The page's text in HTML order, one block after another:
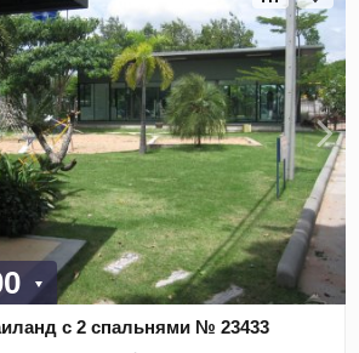
с 2 спальнями № 23433